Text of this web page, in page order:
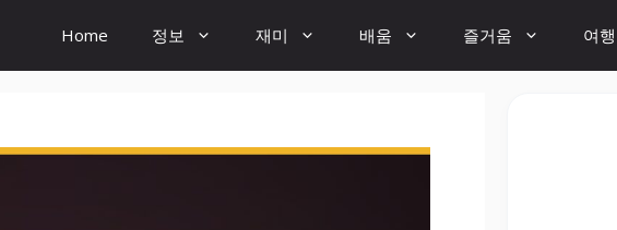
Home 정보 재미 배움 즐거움 여행